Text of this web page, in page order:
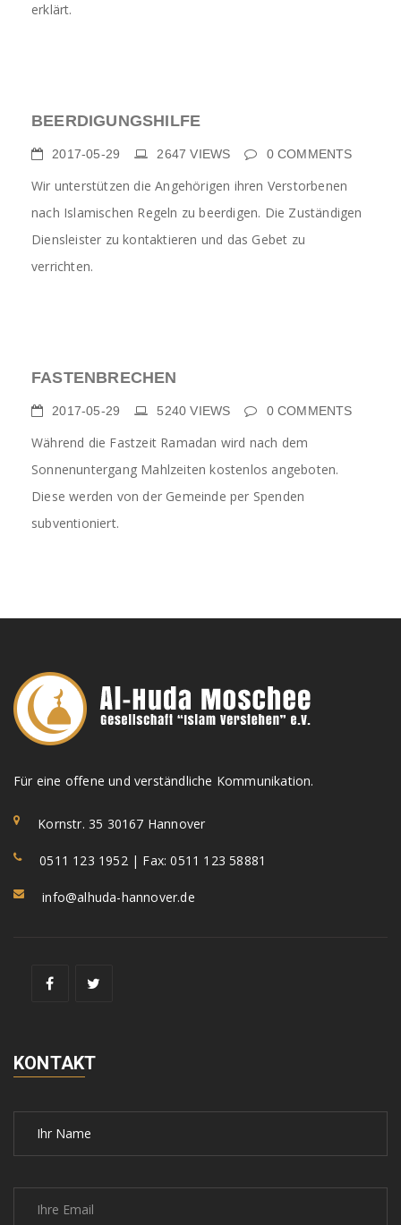
erklärt.
BEERDIGUNGSHILFE
2017-05-29 2647VIEWS 0COMMENTS
Wir unterstützen die Angehörigen ihren Verstorbenen
nach Islamischen Regeln zu beerdigen. Die Zuständigen
Diensleister zu kontaktieren und das Gebet zu
verrichten.
FASTENBRECHEN
2017-05-29 5240VIEWS 0COMMENTS
Während die Fastzeit Ramadan wird nach dem
Sonnenuntergang Mahlzeiten kostenlos angeboten.
Diese werden von der Gemeinde per Spenden
subventioniert.
Für eine offene und verständliche Kommunikation.
Kornstr. 35 30167 Hannover
0511 123 1952 | Fax: 0511 123 58881
info@alhuda-hannover.de
KONTAKT